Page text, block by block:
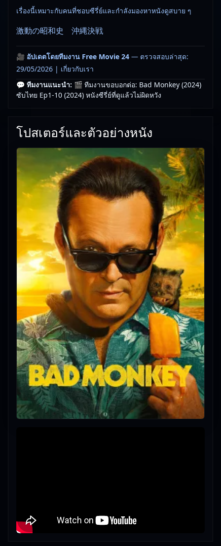
เรื่องนี้เหมาะกับคนที่ชอบซีรี่ย์และกำลังมองหาหนังดูสบาย ๆ
激動の昭和史 沖縄決戦
🎥 อัปเดตโดยทีมงาน Free Movie 24 — ตรวจสอบล่าสุด:
29/05/2026 | เกี่ยวกับเรา
💬 ทีมงานแนะนำ: 🎬 ทีมงานขอบอกต่อ: Bad Monkey (2024)
ซับไทย Ep1-10 (2024) หนังซีรี่ย์ที่ดูแล้วไม่ผิดหวัง
โปสเตอร์และตัวอย่างหนัง